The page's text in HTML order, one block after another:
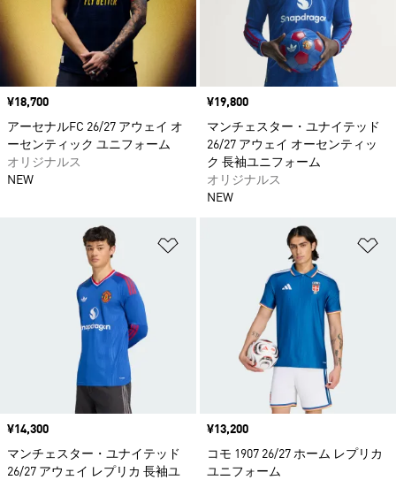
価格
¥18,700
アーセナルFC 26/27 アウェイ オ
ーセンティック ユニフォーム
オリジナルス
NEW
価格
¥19,800
マンチェスター・ユナイテッド
26/27 アウェイ オーセンティッ
ク 長袖ユニフォーム
オリジナルス
NEW
ほしいものリストに追加
価格
¥14,300
マンチェスター・ユナイテッド
26/27 アウェイ レプリカ 長袖ユ
価格
¥13,200
コモ 1907 26/27 ホーム レプリカ
ユニフォーム